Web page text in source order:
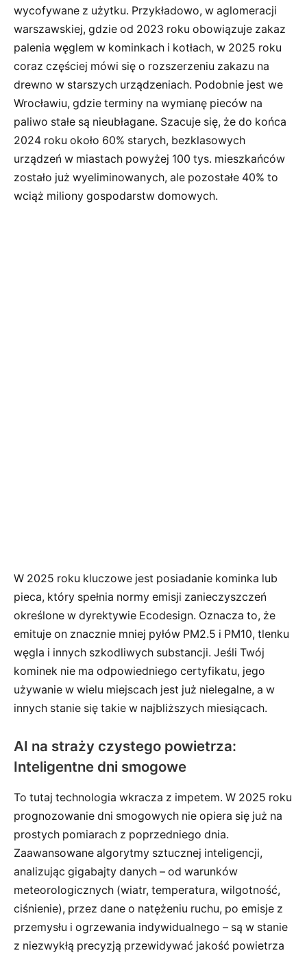
wycofywane z użytku. Przykładowo, w aglomeracji
warszawskiej, gdzie od 2023 roku obowiązuje zakaz
palenia węglem w kominkach i kotłach, w 2025 roku
coraz częściej mówi się o rozszerzeniu zakazu na
drewno w starszych urządzeniach. Podobnie jest we
Wrocławiu, gdzie terminy na wymianę pieców na
paliwo stałe są nieubłagane. Szacuje się, że do końca
2024 roku około 60% starych, bezklasowych
urządzeń w miastach powyżej 100 tys. mieszkańców
zostało już wyeliminowanych, ale pozostałe 40% to
wciąż miliony gospodarstw domowych.
W 2025 roku kluczowe jest posiadanie kominka lub
pieca, który spełnia normy emisji zanieczyszczeń
określone w dyrektywie Ecodesign. Oznacza to, że
emituje on znacznie mniej pyłów PM2.5 i PM10, tlenku
węgla i innych szkodliwych substancji. Jeśli Twój
kominek nie ma odpowiedniego certyfikatu, jego
używanie w wielu miejscach jest już nielegalne, a w
innych stanie się takie w najbliższych miesiącach.
AI na straży czystego powietrza:
Inteligentne dni smogowe
To tutaj technologia wkracza z impetem. W 2025 roku
prognozowanie dni smogowych nie opiera się już na
prostych pomiarach z poprzedniego dnia.
Zaawansowane algorytmy sztucznej inteligencji,
analizując gigabajty danych – od warunków
meteorologicznych (wiatr, temperatura, wilgotność,
ciśnienie), przez dane o natężeniu ruchu, po emisje z
przemysłu i ogrzewania indywidualnego – są w stanie
z niezwykłą precyzją przewidywać jakość powietrza